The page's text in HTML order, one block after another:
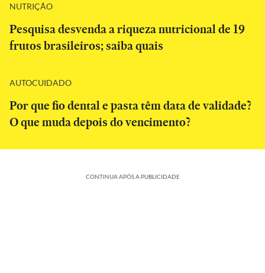
NUTRIÇÃO
Pesquisa desvenda a riqueza nutricional de 19
frutos brasileiros; saiba quais
AUTOCUIDADO
Por que fio dental e pasta têm data de validade?
O que muda depois do vencimento?
CONTINUA APÓS A PUBLICIDADE